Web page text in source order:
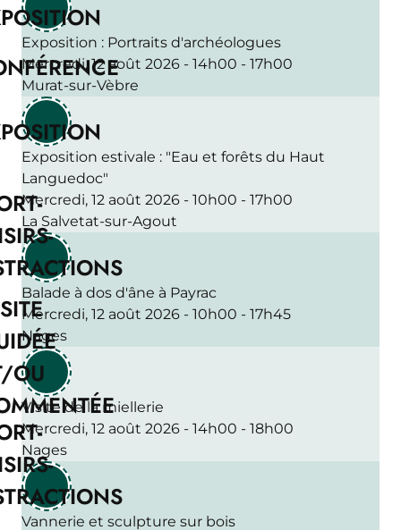
Exposition : Portraits d'archéologues
Mercredi, 12 août 2026 - 14h00 - 17h00
Murat-sur-Vèbre
Exposition estivale : "Eau et forêts du Haut
Languedoc"
Mercredi, 12 août 2026 - 10h00 - 17h00
La Salvetat-sur-Agout
Balade à dos d'âne à Payrac
Mercredi, 12 août 2026 - 10h00 - 17h45
Nages
OU
Visite de la miellerie
Mercredi, 12 août 2026 - 14h00 - 18h00
Nages
Vannerie et sculpture sur bois